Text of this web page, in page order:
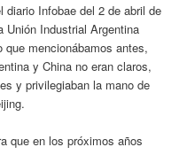
Infobae del 2 de abril de
Unión Industrial Argentina
mencionábamos antes,
y China no eran claros,
y privilegiaban la mano de
que en los próximos años